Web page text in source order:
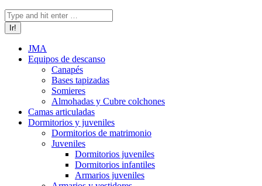
Buscar:
JMA
Equipos de descanso
Canapés
Bases tapizadas
Somieres
Almohadas y Cubre colchones
Camas articuladas
Dormitorios y juveniles
Dormitorios de matrimonio
Juveniles
Dormitorios juveniles
Dormitorios infantiles
Armarios juveniles